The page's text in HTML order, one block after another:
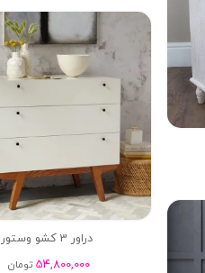
دراور 3 کشو وستور
54,800,000 تومان